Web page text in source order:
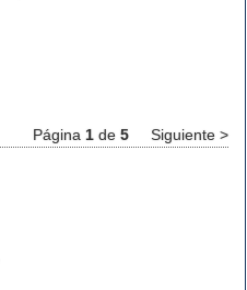
Página 1 de 5 Siguiente >